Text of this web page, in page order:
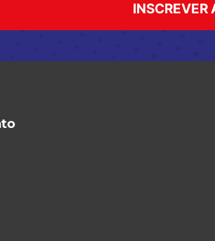
INSCREVER